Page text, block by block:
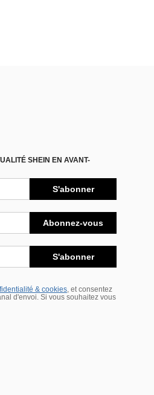
SHEIN EN AVANT-
S'abonner
Abonnez-vous
S'abonner
& cookies, et consentez
d'envoi. Si vous souhaitez vous